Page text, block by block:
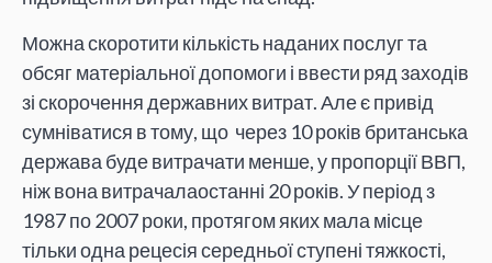
Можна скоротити кількість наданих послуг та
обсяг матеріальної допомоги і ввести ряд заходів
зі скорочення державних витрат. Але є привід
сумніватися в тому, що через 10 років британська
держава буде витрачати менше, у пропорції ВВП,
ніж вона витрачалаостанні 20 років. У період з
1987 по 2007 роки, протягом яких мала місце
тільки одна рецесія середньої ступені тяжкості,